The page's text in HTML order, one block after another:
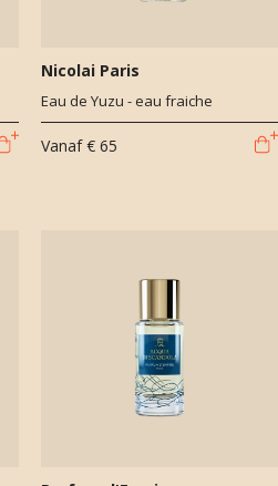
Nicolai Paris
Eau de Yuzu - eau fraiche
Vanaf € 65